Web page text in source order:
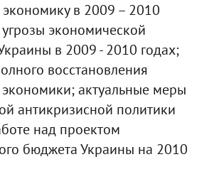
в 2009 – 2010
экономической
в 2009 - 2010 годах;
восстановления
актуальные меры
антикризисной политики
над проектом
бюджета Украины на 2010